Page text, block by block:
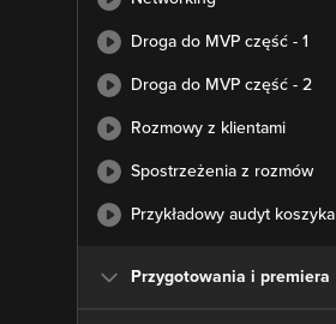
Droga do MVP część - 1
Droga do MVP część - 2
Rozmowy z klientami
Spostrzeżenia z rozmów
Przykładowy audyt koszyka
Przygotowania i premiera